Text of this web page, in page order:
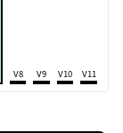
V8 V9 V10 V11